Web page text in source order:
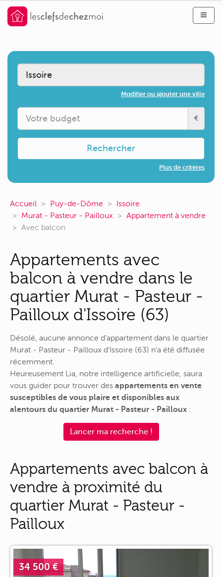
Modifier ou ajouter une ville
€
Rechercher
Plus de critères
Accueil Puy-de-Dôme
Issoire
Murat - Pasteur - Pailloux
Appartement à vendre
Avec balcon
Appartements avec
balcon à vendre dans le
quartier Murat - Pasteur -
Pailloux d'Issoire (63)
Désolé, aucune annonce d'appartement dans le quartier
Murat - Pasteur - Pailloux d'Issoire (63) n'a été diffusée
récemment.
Heureusement Lia, notre intelligence artificielle, saura
vous guider pour trouver des appartements en vente
susceptibles de vous plaire et disponibles aux
alentours du quartier Murat - Pasteur - Pailloux :
Lancer ma recherche !
Appartements avec balcon à
vendre à proximité du
quartier Murat - Pasteur -
Pailloux
34 500 €